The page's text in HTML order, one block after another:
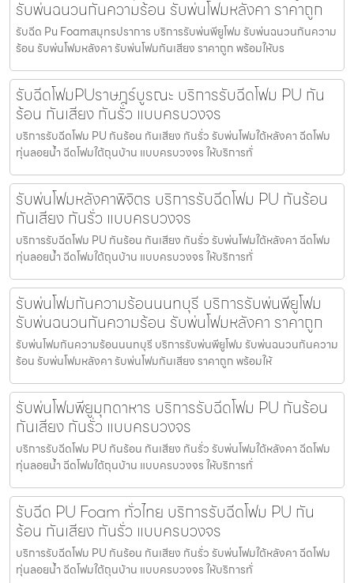
รับพ่นฉนวนกันความร้อน รับพ่นโฟมหลังคา ราคาถูก
รับฉีด Pu Foamสมุทรปราการ บริการรับพ่นพียูโฟม รับพ่นฉนวนกันความ
ร้อน รับพ่นโฟมหลังคา รับพ่นโฟมกันเสียง ราคาถูก พร้อมให้บร
รับฉีดโฟมPUราษฎร์บูรณะ บริการรับฉีดโฟม PU กัน
ร้อน กันเสียง กันรั่ว แบบครบวงจร
บริการรับฉีดโฟม PU กันร้อน กันเสียง กันรั่ว รับพ่นโฟมใต้หลังคา ฉีดโฟม
ทุ่นลอยน้ำ ฉีดโฟมใต้ถุนบ้าน แบบครบวงจร ให้บริการทั่
รับพ่นโฟมหลังคาพิจิตร บริการรับฉีดโฟม PU กันร้อน
กันเสียง กันรั่ว แบบครบวงจร
บริการรับฉีดโฟม PU กันร้อน กันเสียง กันรั่ว รับพ่นโฟมใต้หลังคา ฉีดโฟม
ทุ่นลอยน้ำ ฉีดโฟมใต้ถุนบ้าน แบบครบวงจร ให้บริการทั่
รับพ่นโฟมกันความร้อนนนทบุรี บริการรับพ่นพียูโฟม
รับพ่นฉนวนกันความร้อน รับพ่นโฟมหลังคา ราคาถูก
รับพ่นโฟมกันความร้อนนนทบุรี บริการรับพ่นพียูโฟม รับพ่นฉนวนกันความ
ร้อน รับพ่นโฟมหลังคา รับพ่นโฟมกันเสียง ราคาถูก พร้อมให้
รับพ่นโฟมพียูมุกดาหาร บริการรับฉีดโฟม PU กันร้อน
กันเสียง กันรั่ว แบบครบวงจร
บริการรับฉีดโฟม PU กันร้อน กันเสียง กันรั่ว รับพ่นโฟมใต้หลังคา ฉีดโฟม
ทุ่นลอยน้ำ ฉีดโฟมใต้ถุนบ้าน แบบครบวงจร ให้บริการทั่
รับฉีด PU Foam ทั่วไทย บริการรับฉีดโฟม PU กัน
ร้อน กันเสียง กันรั่ว แบบครบวงจร
บริการรับฉีดโฟม PU กันร้อน กันเสียง กันรั่ว รับพ่นโฟมใต้หลังคา ฉีดโฟม
ทุ่นลอยน้ำ ฉีดโฟมใต้ถุนบ้าน แบบครบวงจร ให้บริการทั่